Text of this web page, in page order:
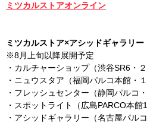
ミツカルストアオンライン
ミツカルストア×アシッドギャラリ
※8月上旬以降展開予定
・カルチャーショップ（渋谷SR6・２
・ニュウスタア（福岡パルコ本館・１
・フレッシュセンター（静岡パルコ・
・スポットライト（広島PARCO本館
・アシッドギャラリー（名古屋パル